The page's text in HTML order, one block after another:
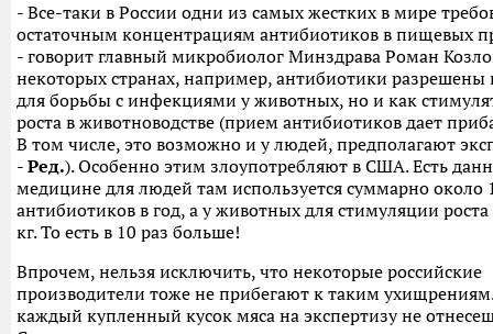
- Все-таки в России одни из самых жестких в мире
остаточным концентрациям антибиотиков в пищевых
- говорит главный микробиолог Минздрава Роман
некоторых странах, например, антибиотики разрешены
для борьбы с инфекциями у животных, но и как
роста в животноводстве (прием антибиотиков дает
В том числе, это возможно и у людей, предполагают
- Ред.). Особенно этим злоупотребляют в США. Есть
медицине для людей там используется суммарно около
антибиотиков в год, а у животных для стимуляции
кг. То есть в 10 раз больше!
Впрочем, нельзя исключить, что некоторые российские
производители тоже не прибегают к таким
каждый купленный кусок мяса на экспертизу не